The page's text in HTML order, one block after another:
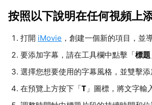
按照以下說明在任何視頻上
打開 iMovie ，創建一個新的項目，並
要添加字幕，請在工具欄中點擊「標題
選擇您想要使用的字幕風格，並雙擊添
在預覽上方按下「T 」圖標，將文字輸